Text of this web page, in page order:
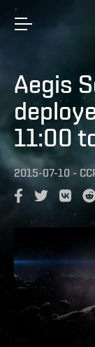
Aegis
11:00
2015-07-10 -